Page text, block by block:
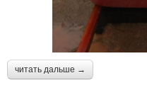
читать дальше →